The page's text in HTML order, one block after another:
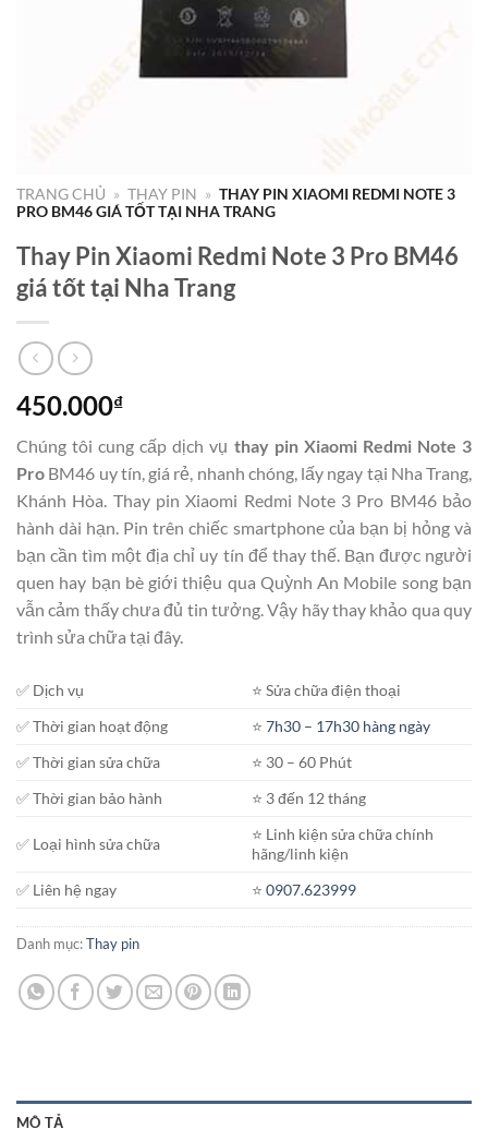
TRANG CHỦ » THAY PIN » THAY PIN XIAOMI REDMI NOTE 3
PRO BM46 GIÁ TỐT TẠI NHA TRANG
Thay Pin Xiaomi Redmi Note 3 Pro BM46
giá tốt tại Nha Trang
450.000₫
Chúng tôi cung cấp dịch vụ thay pin Xiaomi Redmi Note 3
Pro BM46 uy tín, giá rẻ, nhanh chóng, lấy ngay tại Nha Trang,
Khánh Hòa. Thay pin Xiaomi Redmi Note 3 Pro BM46 bảo
hành dài hạn. Pin trên chiếc smartphone của bạn bị hỏng và
bạn cần tìm một địa chỉ uy tín để thay thế. Bạn được người
quen hay bạn bè giới thiệu qua Quỳnh An Mobile song bạn
vẫn cảm thấy chưa đủ tin tưởng. Vậy hãy thay khảo qua quy
trình sửa chữa tại đây.
✅ Dịch vụ
⭐️ Sửa chữa điện thoại
✅ Thời gian hoạt động
⭐️7h30 – 17h30 hàng ngày
✅ Thời gian sửa chữa
⭐️ 30 – 60 Phút
✅ Thời gian bảo hành
⭐️ 3 đến 12 tháng
✅ Loại hình sửa chữa
⭐️ Linh kiện sửa chữa chính
hãng/linh kiện
✅ Liên hệ ngay
⭐️0907.623999
Danh mục:Thay pin
MÔ TẢ